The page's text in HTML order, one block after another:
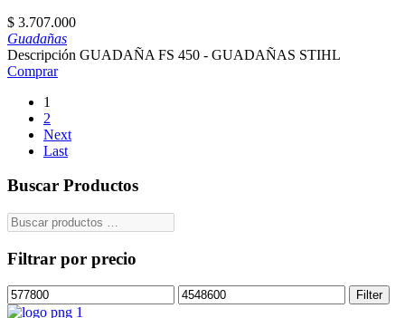
$ 3.707.000
Guadañas
Descripción GUADAÑA FS 450 - GUADAÑAS STIHL
Comprar
1
2
Next
Last
Buscar Productos
Filtrar por precio
Filter